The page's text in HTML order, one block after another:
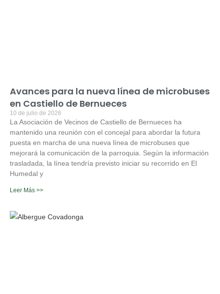
Avances para la nueva línea de microbuses
en Castiello de Bernueces
10 de julio de 2026
La Asociación de Vecinos de Castiello de Bernueces ha
mantenido una reunión con el concejal para abordar la futura
puesta en marcha de una nueva línea de microbuses que
mejorará la comunicación de la parroquia. Según la información
trasladada, la línea tendría previsto iniciar su recorrido en El
Humedal y
Leer Más >>